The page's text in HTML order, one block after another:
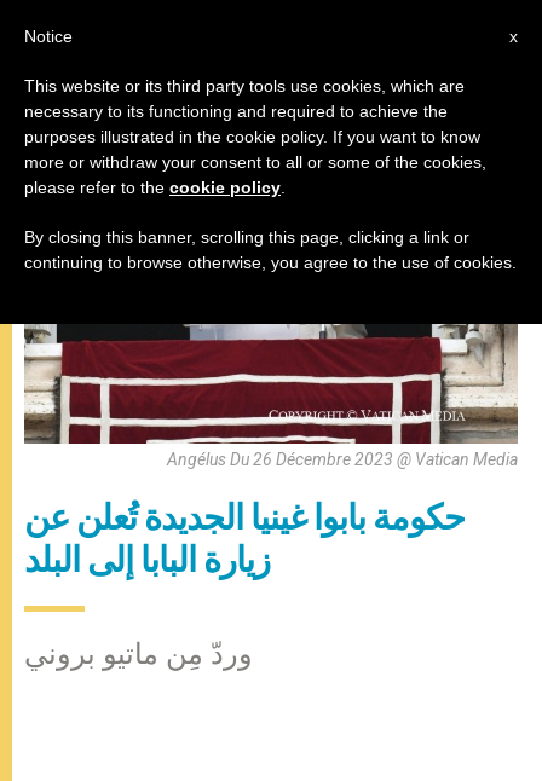
البابا فرنسيس,رحلات البابا
Angélus Du 26 Décembre 2023 @ Vatican Media
حكومة بابوا غينيا الجديدة تُعلن عن
زيارة البابا إلى البلد
وردّ مِن ماتيو بروني
x
Notice
This website or its third party tools use cookies, which are
necessary to its functioning and required to achieve the
purposes illustrated in the cookie policy. If you want to know
more or withdraw your consent to all or some of the cookies,
please refer to the cookie policy
By closing this banner, scrolling this page, clicking a link or
continuing to browse otherwise, you agree to the use of cookies.